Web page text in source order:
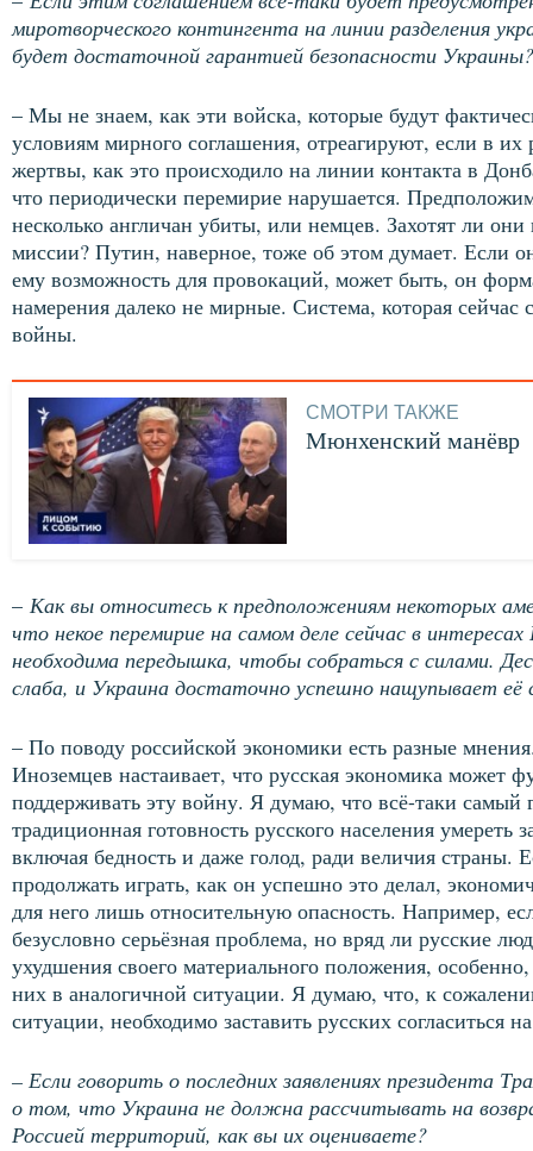
миротворческого контингента на линии разделения
будет достаточной гарантией безопасности Украины?
– Мы не знаем, как эти войска, которые будут
условиям мирного соглашения, отреагируют, если в их
жертвы, как это происходило на линии контакта в
что периодически перемирие нарушается.
несколько англичан убиты, или немцев. Захотят ли они
миссии? Путин, наверное, тоже об этом думает. Если
ему возможность для провокаций, может быть, он
намерения далеко не мирные. Система, которая сейчас
войны.
СМОТРИ ТАКЖЕ
Мюнхенский манёвр
– Как вы относитесь к предположениям некоторых
что некое перемирие на самом деле сейчас в
необходима передышка, чтобы собраться с силами.
слаба, и Украина достаточно успешно нащупывает её
– По поводу российской экономики есть разные
Иноземцев настаивает, что русская экономика может
поддерживать эту войну. Я думаю, что всё-таки самый
традиционная готовность русского населения умереть
включая бедность и даже голод, ради величия страны.
продолжать играть, как он успешно это делал,
для него лишь относительную опасность. Например,
безусловно серьёзная проблема, но вряд ли русские
ухудшения своего материального положения,
них в аналогичной ситуации. Я думаю, что, к
ситуации, необходимо заставить русских согласиться
– Если говорить о последних заявлениях президента
о том, что Украина не должна рассчитывать на
Россией территорий, как вы их оцениваете?